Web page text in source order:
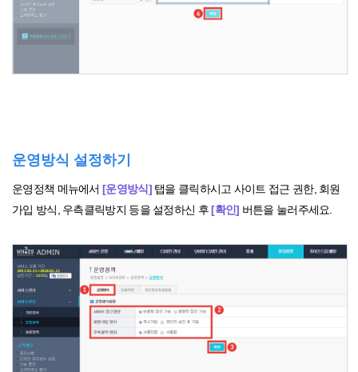
운영방식 설정하기
운영정책 메뉴에서 [운영방식]탭을 클릭하시고 사이트 접근 권한, 회원
가입 방식, 우측클릭방지 등을 설정하신 후[확인] 버튼을 눌러주세요.